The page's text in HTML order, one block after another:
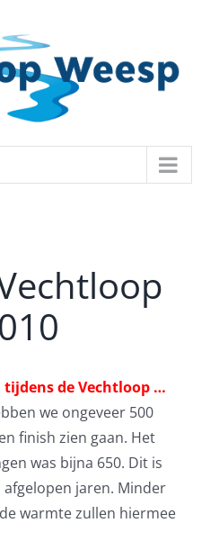
de Vechtloop …
we ongeveer 500
finish zien gaan. Het
was bijna 650. Dit is
jaren. Minder
warmte zullen hiermee